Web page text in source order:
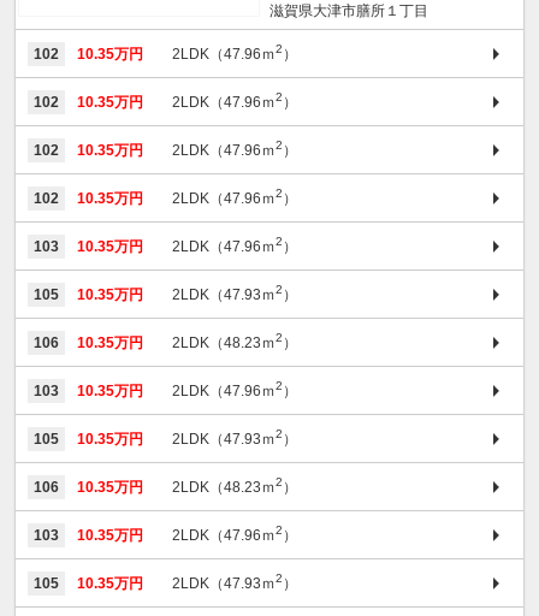
滋賀県大津市膳所１丁目
102 10.35万円 2LDK（47.96ｍ2 ）
102 10.35万円 2LDK（47.96ｍ2 ）
102 10.35万円 2LDK（47.96ｍ2 ）
102 10.35万円 2LDK（47.96ｍ2 ）
103 10.35万円 2LDK（47.96ｍ2 ）
105 10.35万円 2LDK（47.93ｍ2 ）
106 10.35万円 2LDK（48.23ｍ2 ）
103 10.35万円 2LDK（47.96ｍ2 ）
105 10.35万円 2LDK（47.93ｍ2 ）
106 10.35万円 2LDK（48.23ｍ2 ）
103 10.35万円 2LDK（47.96ｍ2 ）
105 10.35万円 2LDK（47.93ｍ2 ）